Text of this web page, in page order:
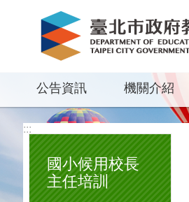
公告資訊 機關介紹
:::
國小候用校長
主任培訓